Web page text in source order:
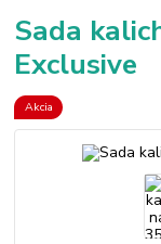
Sada
Exclusive
Akcia